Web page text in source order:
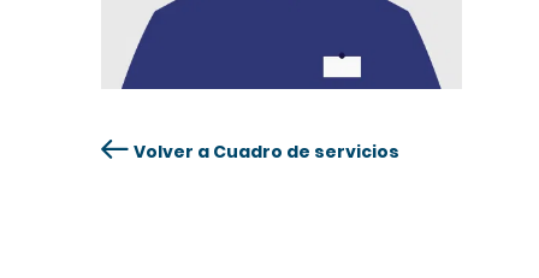
Volver a Cuadro de servicios